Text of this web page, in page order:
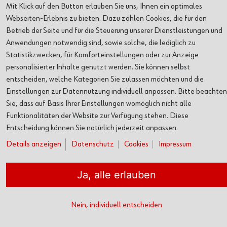
SERVICE
Kontakt Datenschutz Cookies Impressum
AGB
© Adolf Würth GmbH & Co. KG
Mit Klick auf den Button erlauben Sie uns, Ihnen ein optimales
Webseiten-Erlebnis zu bieten. Dazu zählen Cookies, die für den
Betrieb der Seite und für die Steuerung unserer Dienstleistungen und
Anwendungen notwendig sind, sowie solche, die lediglich zu
Statistikzwecken, für Komforteinstellungen oder zur Anzeige
personalisierter Inhalte genutzt werden. Sie können selbst
entscheiden, welche Kategorien Sie zulassen möchten und die
Einstellungen zur Datennutzung individuell anpassen. Bitte beachten
Sie, dass auf Basis Ihrer Einstellungen womöglich nicht alle
Funktionalitäten der Website zur Verfügung stehen. Diese
Entscheidung können Sie natürlich jederzeit anpassen.
Details anzeigen
Datenschutz Cookies Impressum
Ja, alle erlauben
Nein, individuell entscheiden